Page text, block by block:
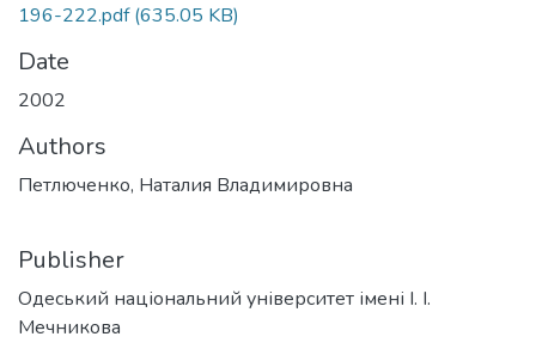
196-222.pdf(635.05 KB)
Date
2002
Authors
Петлюченко, Наталия Владимировна
Publisher
Одеський національний університет імені І. І.
Мечникова